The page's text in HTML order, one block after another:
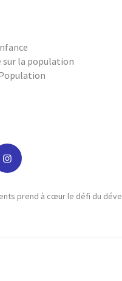
la population
prend à cœur le défi du